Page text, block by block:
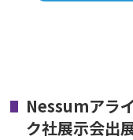
Nessumアラ
ク社展示会出